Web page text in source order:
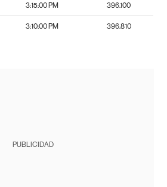
3:15:00 PM 396.100
3:10:00 PM 396.810
PUBLICIDAD